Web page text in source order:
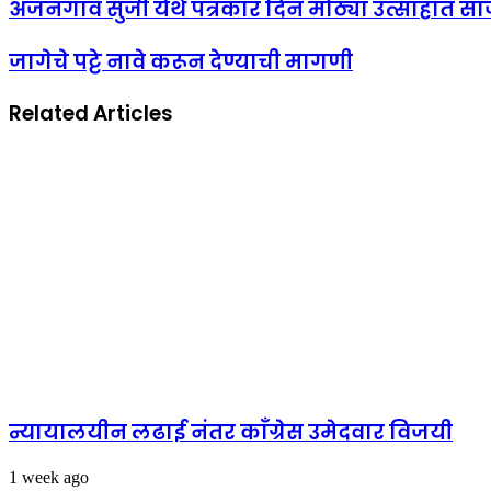
अंजनगाव सुर्जी येथे पत्रकार दिन मोठ्या उत्साहात
जागेचे पट्टे नावे करून देण्याची मागणी
Related Articles
न्यायालयीन लढाई नंतर काँग्रेस उमेदवार विजयी
1 week ago